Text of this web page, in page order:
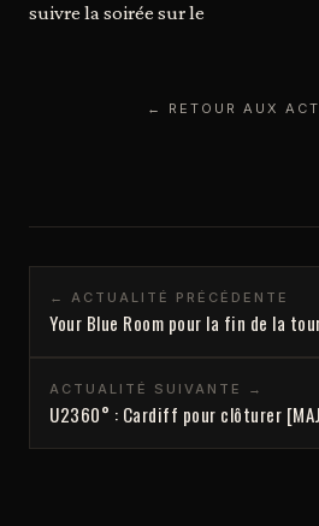
suivre la soirée sur le
← RETOUR AUX
← ACTUALITÉ PRÉCÉDENTE
Your Blue Room pour la fin de la
ACTUALITÉ SUIVANTE →
U2360° : Cardiff pour clôturer